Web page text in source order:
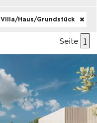
Villa/Haus/Grundstück
Seite 1